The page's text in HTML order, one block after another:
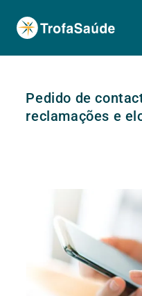
Pedido de
reclamações e